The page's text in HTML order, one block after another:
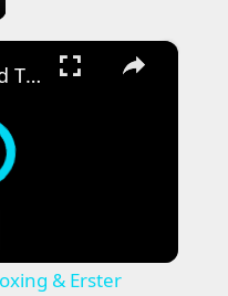
×
Huawei MatePad T8 Unboxing & Erster Eindruck: Ohne Google :(
& Erster